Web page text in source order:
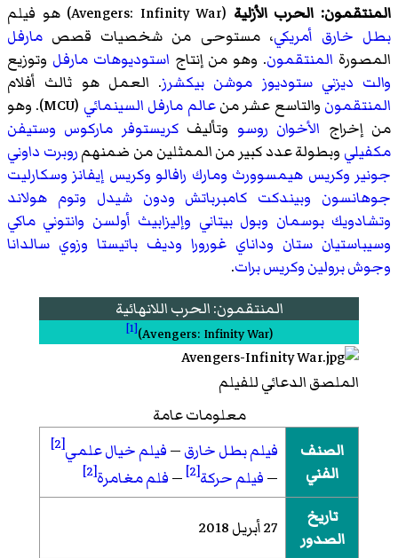
المنتقمون: الحرب الأزلية (
Avengers: Infinity War)‏ هو فيلم
بطل خارق أمريكي، مستوحى من شخصيات قصص مارفل
المصورة المنتقمون. وهو من إنتاج استوديوهات مارفل وتوزيع
والت ديزني ستوديوز موشن بيكشرز. العمل هو ثالث أفلام
المنتقمون والتاسع عشر منعالم مارفل السينمائي
(MCU). وهو
من إخراج الأخوان روسو وتأليفكريستوفر ماركوس وستيفن
مكفيلي وبطولة عدد كبير من الممثلين من ضمنهمروبرت داوني
جونير وكريس هيمسوورث ومارك رافالو وكريس إيفانز وسكارليت
جوهانسون وبيندكت كامبرباتش ودون شيدل وتوم هولاند
وتشادويك بوسمان وبول بيتاني وإليزابيث أولسن وانتوني ماكي
وسيباستيان ستان وداناي غورورا وديف باتيستا وزوي سالدانا
وجوش برولينوكريس برات.
المنتقمون: الحرب اللانهائية
(
Avengers: Infinity War
)‏
[1]
الملصق الدعائي للفيلم
معلومات عامة
الصنف
الفني
فيلم بطل خارق—فيلم خيال علمي[2]
—فيلم حركة[2]
—فلم مغامرة[2]
تاريخ
الصدور
27 أبريل 2018